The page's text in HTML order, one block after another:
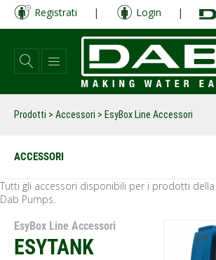
Salta
contenuto
principale
Registrati | Login |
Prodotti > Accessori > EsyBox Line Accessori
ACCESSORI
Tutti gli accessori disponibili per i prodotti della
Dab Pumps.
EsyBox Line Accessori
ESYTANK